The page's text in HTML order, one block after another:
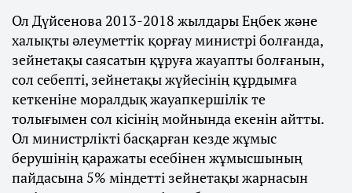
Ол Дүйсенова 2013-2018 жылдары Еңбек және
халықты әлеуметтік қорғау министрі болғанда,
зейнетақы саясатын құруға жауапты болғанын,
сол себепті, зейнетақы жүйесінің құрдымға
кеткеніне моралдық жауапкершілік те
толығымен сол кісінің мойнында екенін айтты.
Ол министрлікті басқарған кезде жұмыс
берушінің қаражаты есебінен жұмысшының
пайдасына 5% міндетті зейнетақы жарнасын